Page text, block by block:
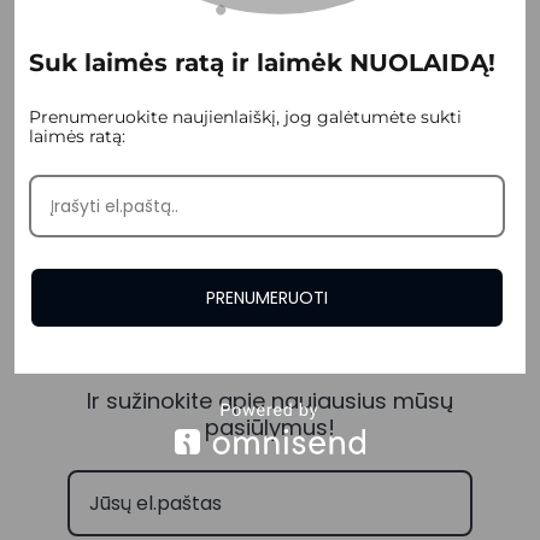
ASORTIMENTAS
APIE MUS
PROCEDŪROS
KONTAKTAI
DOVANŲ KUPONAS
Ir sužinokite apie naujausius mūsų
pasiūlymus!
Suk laimės ratą ir laimėk NUOLAIDĄ!
Prenumeruokite naujienlaiškį, jog galėtumėte sukti
laimės ratą:
PRENUMERUOTI